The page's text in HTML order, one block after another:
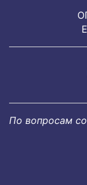
По вопросам